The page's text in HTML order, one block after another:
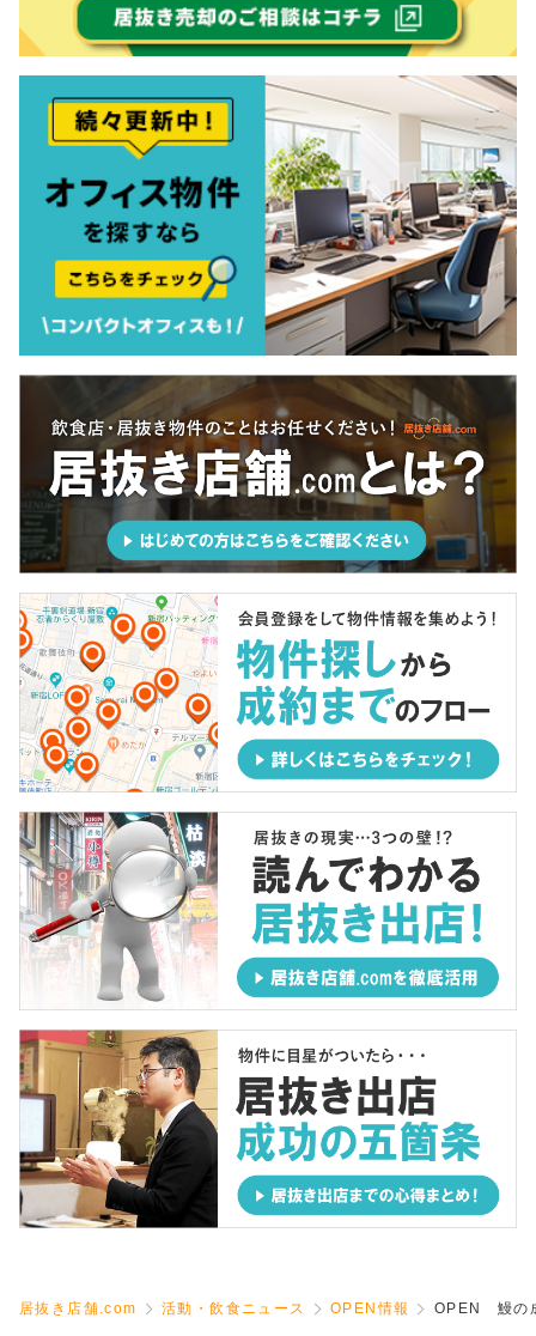
居抜き店舗.com 活動・飲食ニュース OPEN情報 OPEN 鰻の